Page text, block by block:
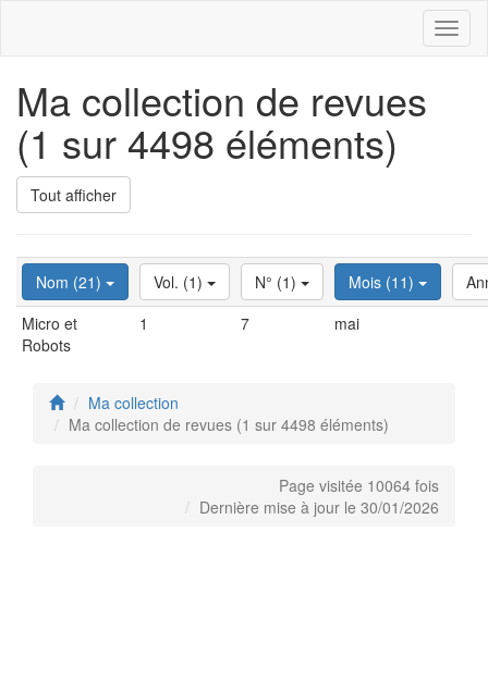
Ma collection de revues
(1 sur 4498 éléments)
Tout afficher
Nom (21) Vol. (1) N° (1) Mois (11)
Micro et
Robots
1 7 mai
Ma collection
Ma collection de revues (1 sur 4498 éléments)
Page visitée 10064 fois
Dernière mise à jour le 30/01/2026